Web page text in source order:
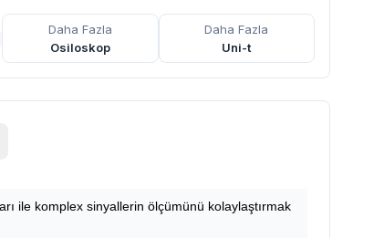
Daha Fazla
Osiloskop
Daha Fazla
Uni-t
ile komplex sinyallerin ölçümünü kolaylaştırmak